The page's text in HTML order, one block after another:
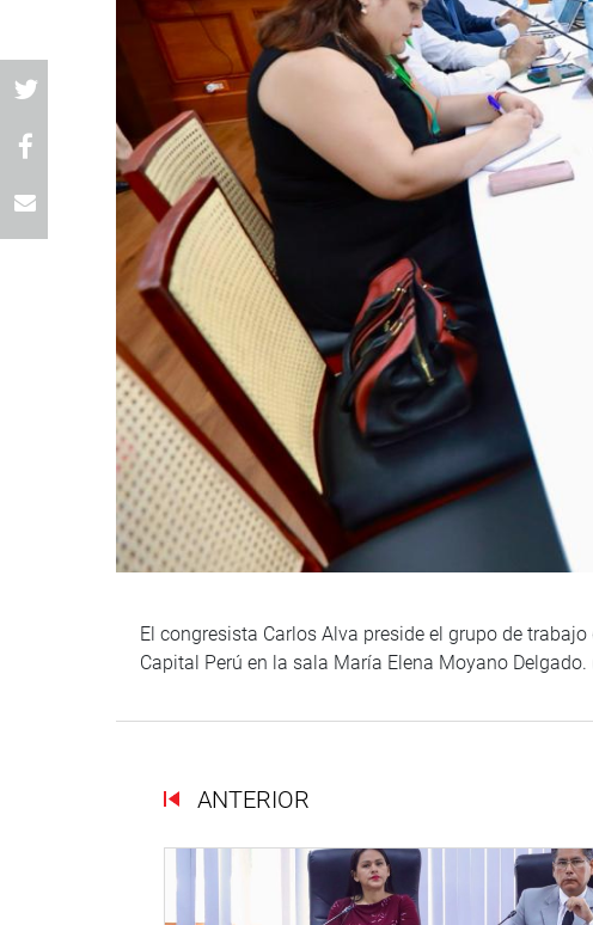
El congresista Carlos Alva preside el grupo de
Capital Perú en la sala María Elena Moyano
ANTERIOR